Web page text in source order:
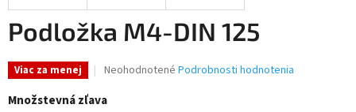
Podložka M4-DIN 125
Viac za menej
Priemerné
produktu
Neohodnotené Podrobnosti hodnotenia
Množstevná zľava